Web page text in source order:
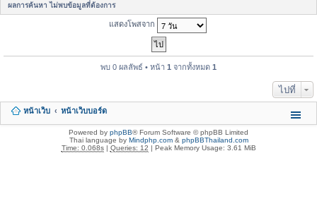
n
ผลการค้นหา ไม่พบข้อมูลที่ต้องการ
แสดงโพสจาก
พบ 0 ผลลัพธ์ • หน้า 1 จากทั้งหมด 1
ไปที่
หน้าเว็บ หน้าเว็บบอร์ด
Powered by phpBB® Forum Software © phpBB Limited
Thai language by Mindphp.com& phpBBThailand.com
Time: 0.068s| Queries: 12 | Peak Memory Usage: 3.61 MiB